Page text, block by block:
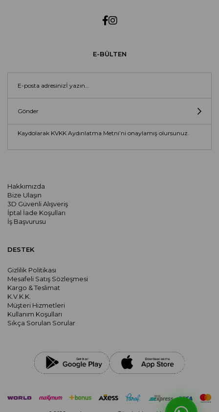
Hakkımızda
Bize Ulaşın
3D Güvenli Alışveriş
İptal İade Koşulları
İş Başvurusu
E-BÜLTEN
Gönder
Kaydolarak KVKK Aydınlatma Metni’ni onaylamış olursunuz.
DESTEK
Gizlilik Politikası
Mesafeli Satış Sözleşmesi
Kargo & Teslimat
K.V.K.K.
Müşteri Hizmetleri
Kullanım Koşulları
Sıkça Sorulan Sorular